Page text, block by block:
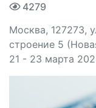
4279
Москва, 127273,
строение 5
21 - 23 марта